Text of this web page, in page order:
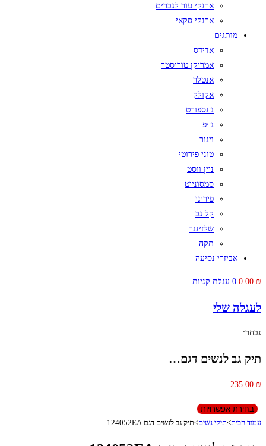
ארנקי עור לגברים
ארנקי סקאי
מותגים
אדידס
אמריקן טוריסטר
אנטלר
אקולק
ג׳נספורט
ג׳יפ
ויגור
טוני פירוטי
ניין ווסט
סמסונייט
פיריני
קל גב
שלזינגר
תקה
אביזרי נסיעה
0.00 ₪
0 עגלת קניות
לעגלה שלי
נבחר:
תיק גב לנשים דגם…
235.00 ₪
בחירת אפשרויות
עמוד הבית>תיקי נשים>תיק גב לנשים דגם 124052EA